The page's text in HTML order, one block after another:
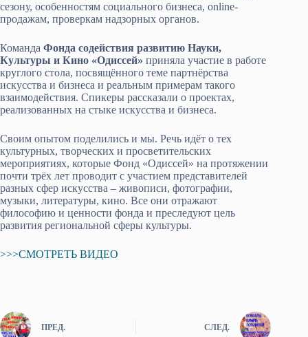
сезону, особенностям социального бизнеса, online-
продажам, проверкам надзорных органов.
Команда Фонда содействия развитию Науки,
Культуры и Кино «Одиссей» приняла участие в работе
круглого стола, посвящённого теме партнёрства
искусства и бизнеса и реальным примерам такого
взаимодействия. Спикеры рассказали о проектах,
реализованных на стыке искусства и бизнеса.
Своим опытом поделились и мы. Речь идёт о тех
культурных, творческих и просветительских
мероприятиях, которые Фонд «Одиссей» на протяжении
почти трёх лет проводит с участием представителей
разных сфер искусства – живописи, фотографии,
музыки, литературы, кино. Все они отражают
философию и ценности фонда и преследуют цель
развития региональной сферы культуры.
>>>СМОТРЕТЬ ВИДЕО
ПРЕД. СЛЕД.